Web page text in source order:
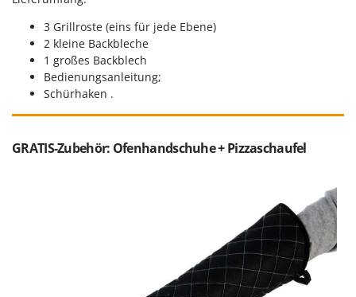
Udor
Unger
Verdemax
Vesco
Volpi
3 Grillroste (eins für jede Ebene)
2 kleine Backbleche
1 großes Backblech
Bedienungsanleitung;
Schürhaken .
GRATIS-Zubehör: Ofenhandschuhe + Pizzaschaufel